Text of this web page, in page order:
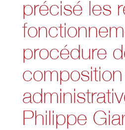
précisé les
procédure
composition
Philippe